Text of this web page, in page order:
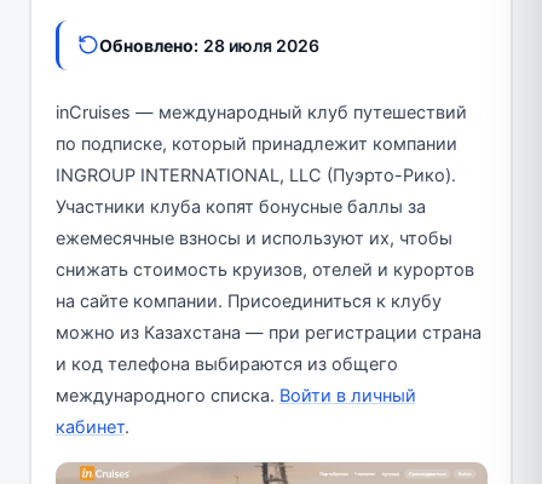
Обновлено: 28 июля 2026
inCruises — международный клуб путешествий
по подписке, который принадлежит компании
INGROUP INTERNATIONAL, LLC (Пуэрто-Рико).
Участники клуба копят бонусные баллы за
ежемесячные взносы и используют их, чтобы
снижать стоимость круизов, отелей и курортов
на сайте компании. Присоединиться к клубу
можно из Казахстана — при регистрации страна
и код телефона выбираются из общего
международного списка. Войти в личный
кабинет.